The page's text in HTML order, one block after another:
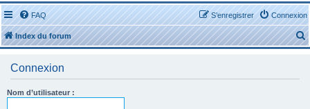
FAQ Connexion
S’enregistrer
Index du forum
e
Connexion
Nom d’utilisateur :